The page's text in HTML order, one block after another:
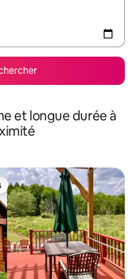
et longue durée à
plus appréciés